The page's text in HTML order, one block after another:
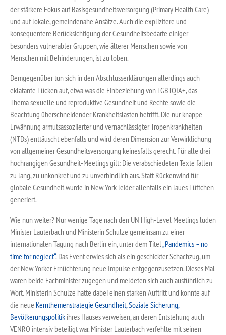
der stärkere Fokus auf Basisgesundheitsversorgung (Primary Health Care)
und auf lokale, gemeindenahe Ansätze. Auch die explizitere und
konsequentere Berücksichtigung der Gesundheitsbedarfe einiger
besonders vulnerabler Gruppen, wie älterer Menschen sowie von
Menschen mit Behinderungen, ist zu loben.
Demgegenüber tun sich in den Abschlusserklärungen allerdings auch
eklatante Lücken auf, etwa was die Einbeziehung von LGBTQIA+, das
Thema sexuelle und reproduktive Gesundheit und Rechte sowie die
Beachtung überschneidender Krankheitslasten betrifft. Die nur knappe
Erwähnung armutsassoziierter und vernachlässigter Tropenkrankheiten
(NTDs) enttäuscht ebenfalls und wird deren Dimension zur Verwirklichung
von allgemeiner Gesundheitsversorgung keinesfalls gerecht. Für alle drei
hochrangigen Gesundheit-Meetings gilt: Die verabschiedeten Texte fallen
zu lang, zu unkonkret und zu unverbindlich aus. Statt Rückenwind für
globale Gesundheit wurde in New York leider allenfalls ein laues Lüftchen
generiert.
Wie nun weiter? Nur wenige Tage nach den UN High-Level Meetings luden
Minister Lauterbach und Ministerin Schulze gemeinsam zu einer
internationalen Tagung nach Berlin ein, unter dem Titel„Pandemics – no
time for neglect“. Das Event erwies sich als ein geschickter Schachzug, um
der New Yorker Ernüchterung neue Impulse entgegenzusetzen. Dieses Mal
waren beide Fachminister zugegen und meldeten sich auch ausführlich zu
Wort. Ministerin Schulze hatte dabei einen starken Auftritt und konnte auf
die neue Kernthemenstrategie Gesundheit, Soziale Sicherung,
Bevölkerungspolitik ihres Hauses verweisen, an deren Entstehung auch
VENRO intensiv beteiligt war. Minister Lauterbach verfehlte mit seinen